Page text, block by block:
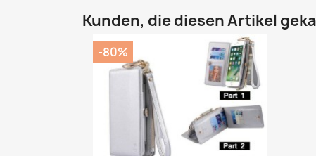
Kunden, die diesen Artikel
-80%